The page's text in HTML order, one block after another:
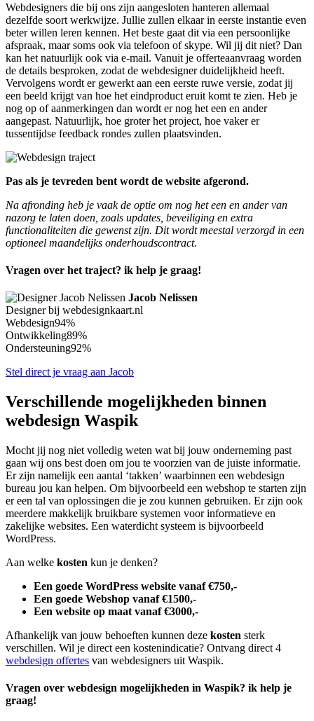
Webdesigners die bij ons zijn aangesloten hanteren allemaal
dezelfde soort werkwijze. Jullie zullen elkaar in eerste instantie even
beter willen leren kennen. Het beste gaat dit via een persoonlijke
afspraak, maar soms ook via telefoon of skype. Wil jij dit niet? Dan
kan het natuurlijk ook via e-mail. Vanuit je offerteaanvraag worden
de details besproken, zodat de webdesigner duidelijkheid heeft.
Vervolgens wordt er gewerkt aan een eerste ruwe versie, zodat jij
een beeld krijgt van hoe het eindproduct eruit komt te zien. Heb je
nog op of aanmerkingen dan wordt er nog het een en ander
aangepast. Natuurlijk, hoe groter het project, hoe vaker er
tussentijdse feedback rondes zullen plaatsvinden.
Pas als je tevreden bent wordt de website afgerond.
Na afronding heb je vaak de optie om nog het een en ander van
nazorg te laten doen, zoals updates, beveiliging en extra
functionaliteiten die gewenst zijn. Dit wordt meestal verzorgd in een
optioneel maandelijks onderhoudscontract.
Vragen over het traject? ik help je graag!
Jacob Nelissen
Designer bij webdesignkaart.nl
Webdesign94%
Ontwikkeling89%
Ondersteuning92%
Stel direct je vraag aan Jacob
Verschillende mogelijkheden binnen
webdesign Waspik
Mocht jij nog niet volledig weten wat bij jouw onderneming past
gaan wij ons best doen om jou te voorzien van de juiste informatie.
Er zijn namelijk een aantal ‘takken’ waarbinnen een webdesign
bureau jou kan helpen. Om bijvoorbeeld een webshop te starten zijn
er een tal van oplossingen die je zou kunnen gebruiken. Er zijn ook
meerdere makkelijk bruikbare systemen voor informatieve en
zakelijke websites. Een waterdicht systeem is bijvoorbeeld
WordPress.
Aan welke kosten kun je denken?
Een goede WordPress website vanaf €750,-
Een goede Webshop vanaf €1500,-
Een website op maat vanaf €3000,-
Afhankelijk van jouw behoeften kunnen deze kosten sterk
verschillen. Wil je direct een kostenindicatie? Ontvang direct 4
webdesign offertes van webdesigners uit Waspik.
Vragen over webdesign mogelijkheden in Waspik? ik help je
graag!